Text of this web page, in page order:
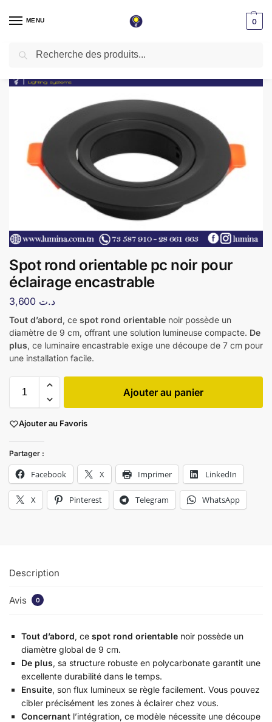
MENU 0
Accueil / Spot LED encastrable Spot rond orientable pc noir pour éclairage encastrable
Spot rond orientable pc noir pour
éclairage encastrable
د.ت
Tout d’abord, ce spot rond orientable noir possède un
diamètre de 9 cm, offrant une solution lumineuse compacte. De
plus, ce luminaire encastrable exige une découpe de 7 cm pour
une installation facile.
Ajouter au panier
Ajouter au Favoris
Partager :
Facebook X Imprimer LinkedIn
X Pinterest Telegram WhatsApp
Description
Avis 0
Tout d’abord, ce spot rond orientable noir possède un
diamètre global de 9 cm.
De plus, sa structure robuste en polycarbonate garantit une
excellente durabilité dans le temps.
Ensuite, son flux lumineux se règle facilement. Vous pouvez
cibler précisément les zones à éclairer chez vous.
Concernant l’intégration, ce modèle nécessite une découpe